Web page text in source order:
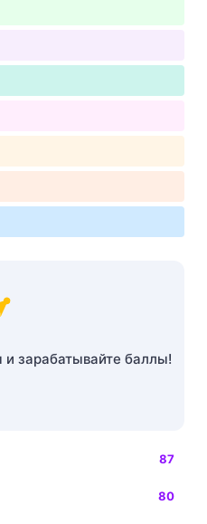
зарабатывайте баллы!
87
80